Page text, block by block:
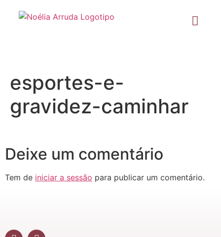
esportes-e-
gravidez-caminhar
Deixe um comentário
Tem de iniciar a sessão para publicar um comentário.